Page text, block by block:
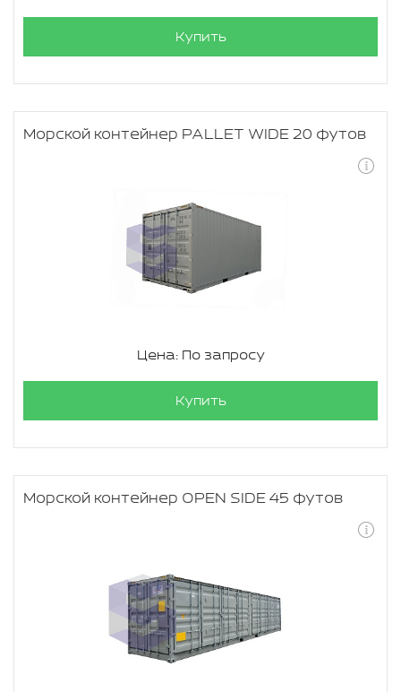
Купить
Морской контейнер PALLET WIDE 20 футов
Цена: По запросу
Купить
Морской контейнер OPEN SIDE 45 футов